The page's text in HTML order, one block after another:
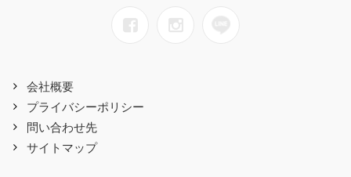
会社概要
プライバシーポリシー
問い合わせ先
サイトマップ